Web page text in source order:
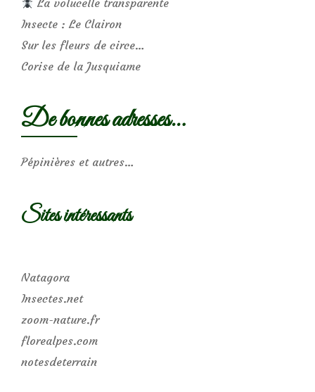
La volucelle transparente
Insecte : Le Clairon
Sur les fleurs de circe…
Corise de la Jusquiame
De bonnes adresses…
Pépinières et autres…
Sites intéressants
Natagora
Insectes.net
zoom-nature.fr
florealpes.com
notesdeterrain